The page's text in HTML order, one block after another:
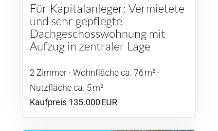
Für Kapitalanleger: Vermietete
und sehr gepflegte
Dachgeschosswohnung mit
Aufzug in zentraler Lage
2 Zimmer
Wohnfläche ca. 76 m²
Nutzfläche ca. 5 m²
Kaufpreis 135.000 EUR